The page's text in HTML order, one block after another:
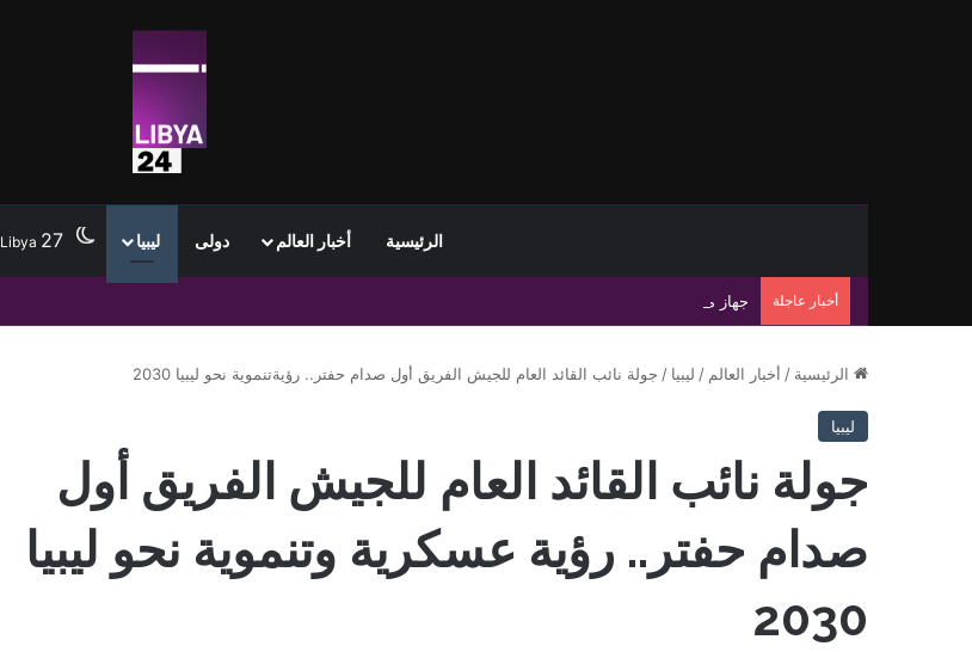
الرئيسية أخبار العالم دولى ليبيا Libya 27
أخبار عاجلة جهاز مكافحة الهجرة غير الشرعية يضبط 15 مهاجرًا غير شرعي على سواحل الحمامة والحنية
الرئيسية / أخبار العالم / ليبيا / جولة نائب القائد العام للجيش الفريق أول صدام حفتر.. رؤيةتنموية نحو ليبيا 2030
ليبيا
جولة نائب القائد العام للجيش الفريق أول
صدام حفتر.. رؤية عسكرية وتنموية نحو ليبيا
2030